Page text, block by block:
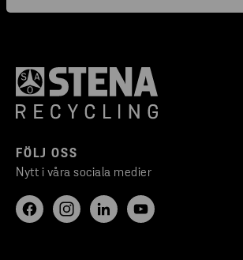
FÖLJ OSS
Nytt i våra sociala medier